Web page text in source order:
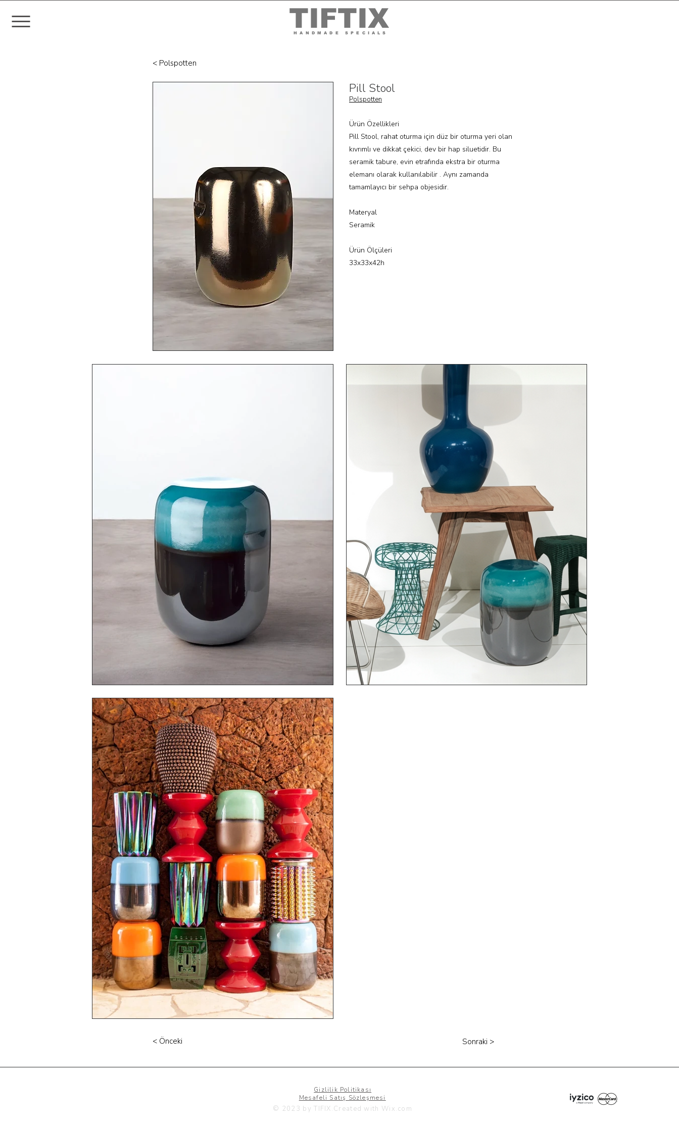
TIFTIX
HANDMADE SPECIALS
< Polspotten
Pill Stool
Polspotten
Ürün Özellikleri
Pill Stool, rahat oturma için düz bir oturma yeri olan
kıvrımlı ve dikkat çekici, dev bir hap siluetidir. Bu
seramik tabure, evin etrafında ekstra bir oturma
elemanı olarak kullanılabilir . Aynı zamanda
tamamlayıcı bir sehpa objesidir.
Materyal
Seramik
Ürün Ölçüleri
33x33x42h
< Önceki Sonraki >
Gizlilik Politikası
Mesafeli Satış Sözleşmesi
© 2023 by TIFIX.Created with Wix.com